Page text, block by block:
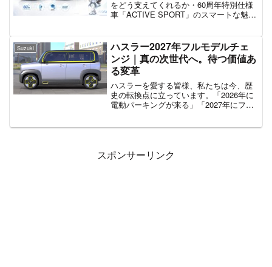
をどう支えてくれるか・60周年特別仕様
車「ACTIVE SPORT」のスマートな魅
Suzuki
ハスラー2027年フルモデルチェ
ンジ｜真の次世代へ。待つ価値あ
る変革
ハスラーを愛する皆様、私たちは今、歴
史の転換点に立っています。「2026年に
電動パーキングが来る」「2027年にフル
スポンサーリンク